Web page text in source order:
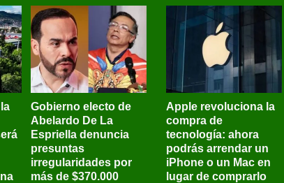
Gobierno electo de
Abelardo De La
Espriella denuncia
presuntas
irregularidades por
más de $370.000
Apple revoluciona la
compra de
tecnología: ahora
podrás arrendar un
iPhone o un Mac en
lugar de comprarlo